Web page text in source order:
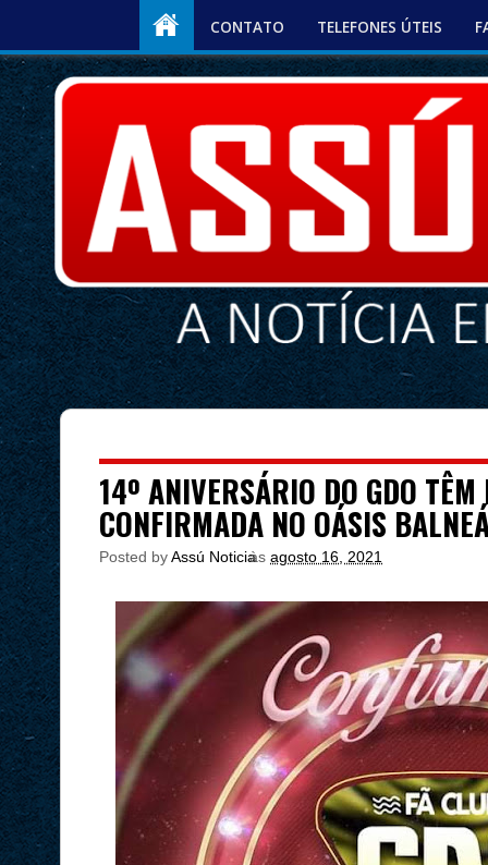
CONTATO TELEFONES ÚTEIS
14º ANIVERSÁRIO DO GDO
CONFIRMADA NO OÁSIS
Posted byAssú Noticia
às agosto 16, 2021